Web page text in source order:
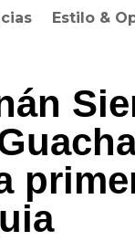
Estilo &